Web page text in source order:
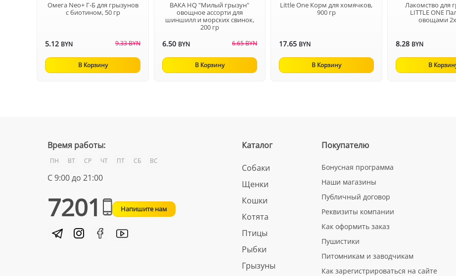
Омега Neo+ Г-Б для грызунов
с биотином, 50 гр
5.12 BYN 9.33 BYN
В Корзину
ВАКА HQ "Милый грызун"
овощное ассорти для
шиншилл и морских свинок,
200 гр
6.50 BYN 6.65 BYN
В Корзину
Little One Корм для хомячков,
900 гр
17.65 BYN
В Корзину
Лакомство для
LITTLE ONE
овощами
8.28 BYN
В
Время работы:
ПН ВТ СР ЧТ ПТ СБ ВС
С 9:00 до 21:00
7201 Напишите нам
Каталог
Собаки
Щенки
Кошки
Котята
Птицы
Рыбки
Грызуны
Покупателю
Бонусная программа
Наши магазины
Публичный договор
Реквизиты компании
Как оформить заказ
Пушистики
Питомникам и заводчикам
Как зарегистрироваться на сайте